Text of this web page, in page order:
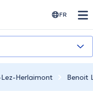
FR
Herlaimont Benoit